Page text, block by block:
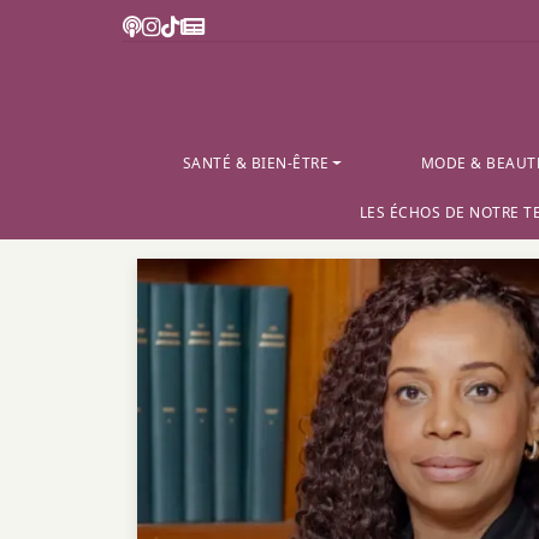
SANTÉ & BIEN-ÊTRE MODE &
LES ÉCHOS DE NOTRE